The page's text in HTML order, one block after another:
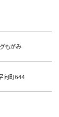
もがみ
向町644